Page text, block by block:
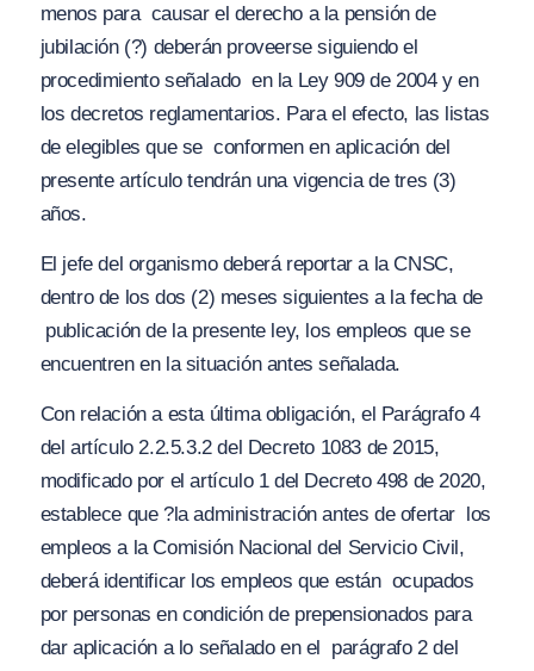
menos para causar el derecho a la pensión de
jubilación (?) deberán proveerse siguiendo el
procedimiento señalado en la Ley 909 de 2004 y en
los decretos reglamentarios. Para el efecto, las listas
de elegibles que se conformen en aplicación del
presente artículo tendrán una vigencia de tres (3)
años.
El jefe del organismo deberá reportar a la CNSC,
dentro de los dos (2) meses siguientes a la fecha de
publicación de la presente ley, los empleos que se
encuentren en la situación antes señalada.
Con relación a esta última obligación, el Parágrafo 4
del artículo 2.2.5.3.2 del Decreto 1083 de 2015,
modificado por el artículo 1 del Decreto 498 de 2020,
establece que ?la administración antes de ofertar los
empleos a la Comisión Nacional del Servicio Civil,
deberá identificar los empleos que están ocupados
por personas en condición de prepensionados para
dar aplicación a lo señalado en el parágrafo 2 del